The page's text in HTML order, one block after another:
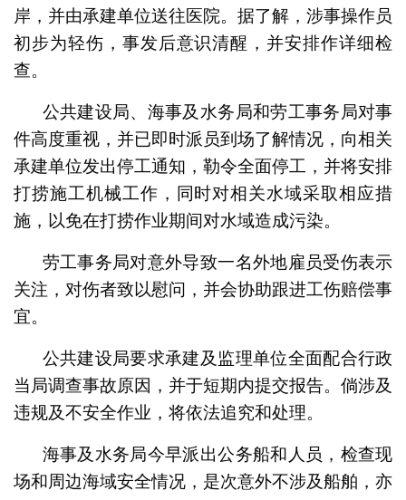
岸，并由承建单位送往医院。据了解，涉事操作员
初步为轻伤，事发后意识清醒，并安排作详细检
查。
公共建设局、海事及水务局和劳工事务局对事
件高度重视，并已即时派员到场了解情况，向相关
承建单位发出停工通知，勒令全面停工，并将安排
打捞施工机械工作，同时对相关水域采取相应措
施，以免在打捞作业期间对水域造成污染。
劳工事务局对意外导致一名外地雇员受伤表示
关注，对伤者致以慰问，并会协助跟进工伤赔偿事
宜。
公共建设局要求承建及监理单位全面配合行政
当局调查事故原因，并于短期内提交报告。倘涉及
违规及不安全作业，将依法追究和处理。
海事及水务局今早派出公务船和人员，检查现
场和周边海域安全情况，是次意外不涉及船舶，亦